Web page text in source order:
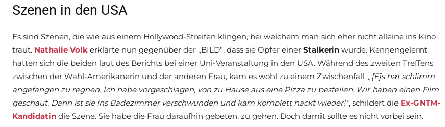
Szenen in den USA
Es sind Szenen, die wie aus einem Hollywood-Streifen klingen, bei welchem man sich eher nicht alleine ins Kino
traut. Nathalie Volk erklärte nun gegenüber der „BILD“, dass sie Opfer einer Stalkerin wurde. Kennengelernt
hatten sich die beiden laut des Berichts bei einer Uni-Veranstaltung in den USA. Während des zweiten Treffens
zwischen der Wahl-Amerikanerin und der anderen Frau, kam es wohl zu einem Zwischenfall. „[E]s hat schlimm
angefangen zu regnen. Ich habe vorgeschlagen, von zu Hause aus eine Pizza zu bestellen. Wir haben einen Film
geschaut. Dann ist sie ins Badezimmer verschwunden und kam komplett nackt wieder!“, schildert die Ex-GNTM-
Kandidatin die Szene. Sie habe die Frau daraufhin gebeten, zu gehen. Doch damit sollte es nicht vorbei sein.